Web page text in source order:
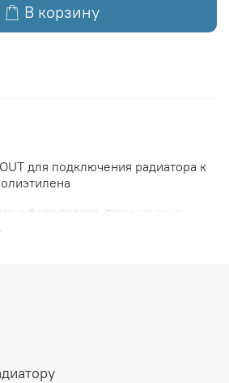
В корзину
для подключения радиатора к
и фото товара, технические
о комплекте поставки,
без обязательного извещения
и технические
потребительских